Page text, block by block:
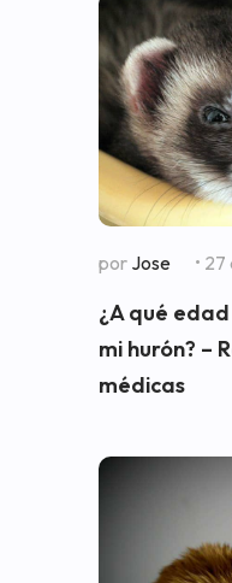
por Jose •
¿A qué
mi hurón? –
médicas